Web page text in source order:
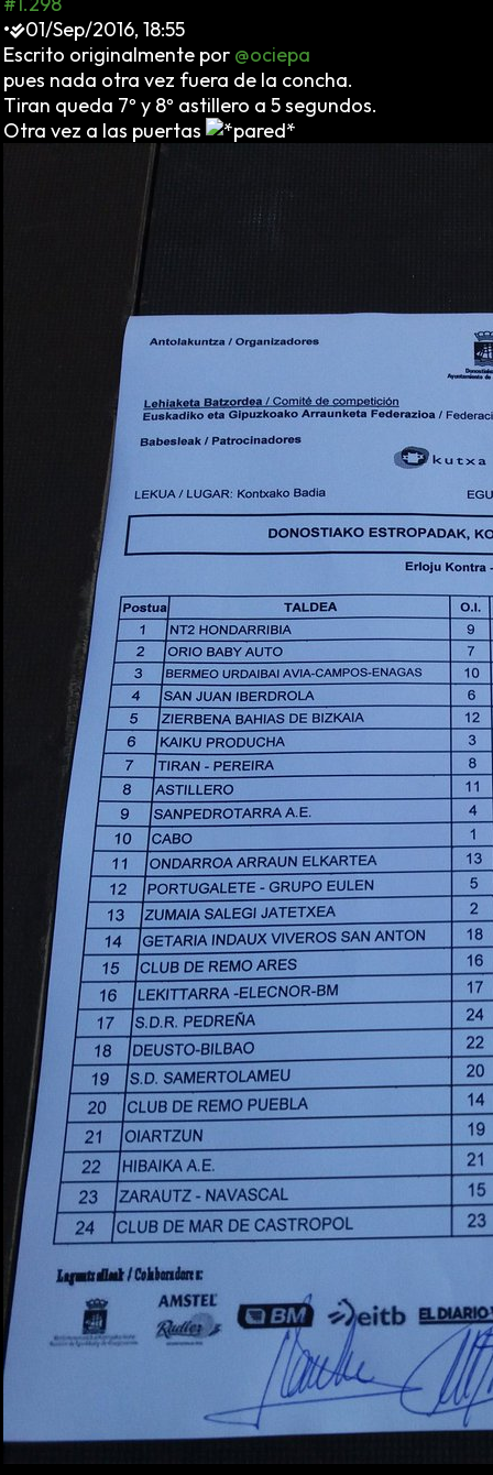
•
01/Sep/2016, 18:55
Escrito originalmente por @ociepa
pues nada otra vez fuera de la concha.
Tiran queda 7º y 8º astillero a 5 segundos.
Otra vez a las puertas